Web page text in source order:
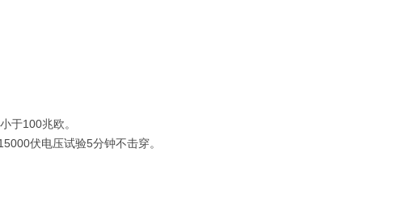
于100兆欧。
伏电压试验5分钟不击穿。